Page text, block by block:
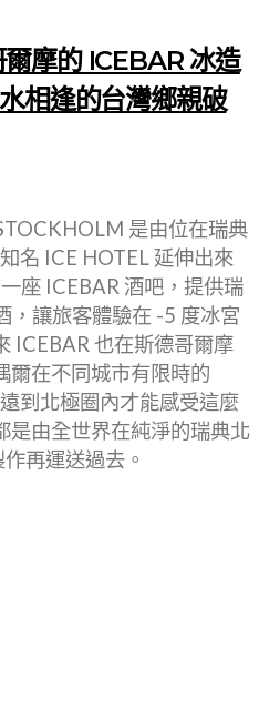
摩的 ICEBAR 冰造
相逢的台灣鄉親破
是由位在瑞典
名 ICE HOTEL 延伸出來
座 ICEBAR 酒吧，提供瑞
，讓旅客體驗在 -5 度冰宮
ICEBAR 也在斯德哥爾摩
爾在不同城市有限時的
到北極圈內才能感受這麼
是由全世界在純淨的瑞典北
再運送過去。